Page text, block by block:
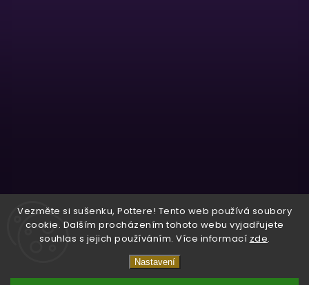
Vezměte si sušenku, Pottere! Tento web používá soubory
cookie. Dalším procházením tohoto webu vyjadřujete
souhlas s jejich používáním. Více informací zde.
Nastavení
Sledovat na Instagramu
Copyright 2026Wizardo. Všechna práva vyhrazena.
| DesignShoptak.cz.